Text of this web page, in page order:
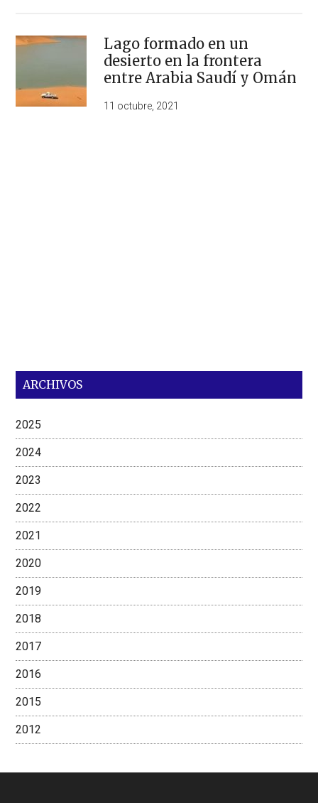
Lago formado en un
desierto en la frontera
entre Arabia Saudí y Omán
11 octubre, 2021
ARCHIVOS
2025
2024
2023
2022
2021
2020
2019
2018
2017
2016
2015
2012